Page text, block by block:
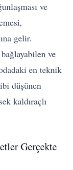
ve
gelir.
ve
en teknik
düşünen
kaldıraçlı
Gerçekte